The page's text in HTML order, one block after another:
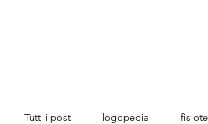
Tutti i post logopedia